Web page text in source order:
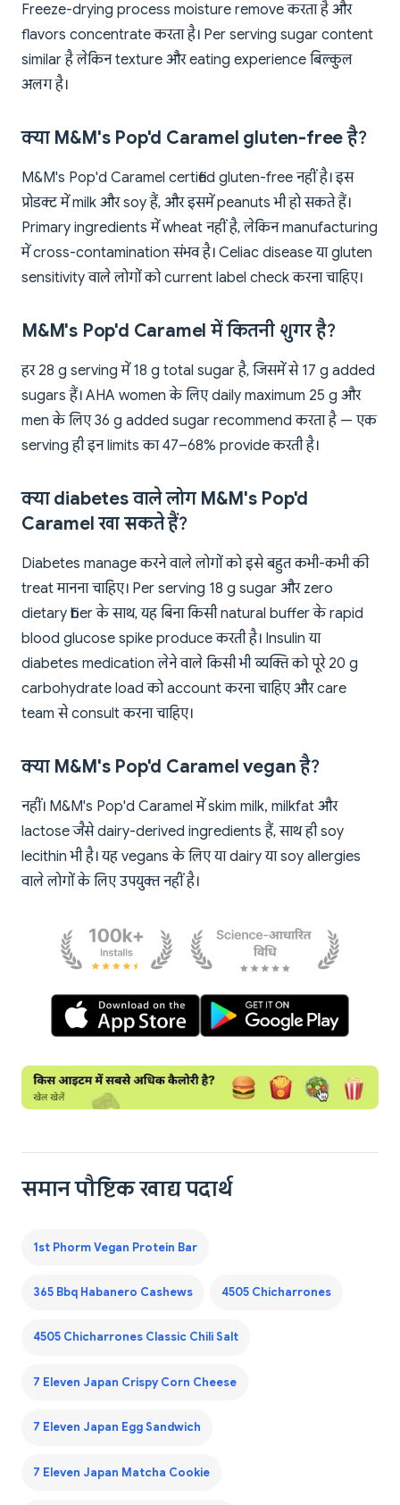
Freeze-drying process moisture remove करता है और
flavors concentrate करता है। Per serving sugar content
similar है लेकिन texture और eating experience बिल्कुल
अलग है।
क्या M&M's Pop'd Caramel gluten-free है?
M&M's Pop'd Caramel certified gluten-free नहीं है। इस
प्रोडक्ट में milk और soy हैं, और इसमें peanuts भी हो सकते हैं।
Primary ingredients में wheat नहीं है, लेकिन manufacturing
में cross-contamination संभव है। Celiac disease या gluten
sensitivity वाले लोगों को current label check करना चाहिए।
M&M's Pop'd Caramel में कितनी शुगर है?
हर 28 g serving में 18 g total sugar है, जिसमें से 17 g added
sugars हैं। AHA women के लिए daily maximum 25 g और
men के लिए 36 g added sugar recommend करता है — एक
serving ही इन limits का 47–68% provide करती है।
क्या diabetes वाले लोग M&M's Pop'd
Caramel खा सकते हैं?
Diabetes manage करने वाले लोगों को इसे बहुत कभी-कभी की
treat मानना चाहिए। Per serving 18 g sugar और zero
dietary fiber के साथ, यह बिना किसी natural buffer के rapid
blood glucose spike produce करती है। Insulin या
diabetes medication लेने वाले किसी भी व्यक्ति को पूरे 20 g
carbohydrate load को account करना चाहिए और care
team से consult करना चाहिए।
क्या M&M's Pop'd Caramel vegan है?
नहीं। M&M's Pop'd Caramel में skim milk, milkfat और
lactose जैसे dairy-derived ingredients हैं, साथ ही soy
lecithin भी है। यह vegans के लिए या dairy या soy allergies
वाले लोगों के लिए उपयुक्त नहीं है।
समान पौष्टिक खाद्य पदार्थ
1st Phorm Vegan Protein Bar
365 Bbq Habanero Cashews 4505 Chicharrones
4505 Chicharrones Classic Chili Salt
7 Eleven Japan Crispy Corn Cheese
7 Eleven Japan Egg Sandwich
7 Eleven Japan Matcha Cookie